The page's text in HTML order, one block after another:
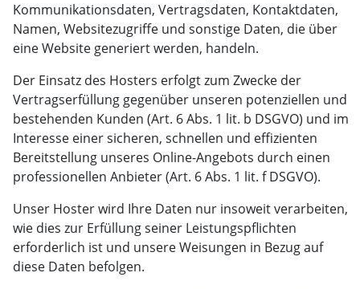
Kommunikationsdaten, Vertragsdaten, Kontaktdaten,
Namen, Websitezugriffe und sonstige Daten, die über
eine Website generiert werden, handeln.
Der Einsatz des Hosters erfolgt zum Zwecke der
Vertragserfüllung gegenüber unseren potenziellen und
bestehenden Kunden (Art. 6 Abs. 1 lit. b DSGVO) und im
Interesse einer sicheren, schnellen und effizienten
Bereitstellung unseres Online-Angebots durch einen
professionellen Anbieter (Art. 6 Abs. 1 lit. f DSGVO).
Unser Hoster wird Ihre Daten nur insoweit verarbeiten,
wie dies zur Erfüllung seiner Leistungspflichten
erforderlich ist und unsere Weisungen in Bezug auf
diese Daten befolgen.